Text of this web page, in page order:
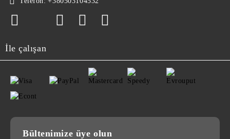
İle çalışan
Bültenimize üye olun